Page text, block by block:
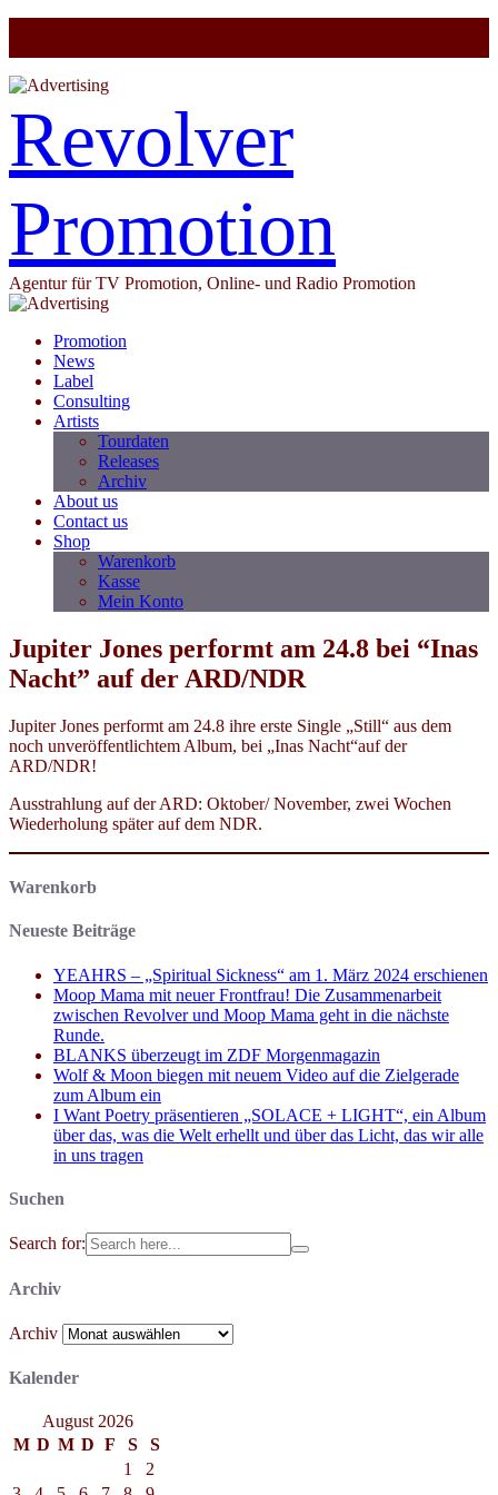
Revolver
Promotion
Agentur für TV Promotion, Online- und Radio Promotion
Promotion
News
Label
Consulting
Artists
Tourdaten
Releases
Archiv
About us
Contact us
Shop
Warenkorb
Kasse
Mein Konto
Jupiter Jones performt am 24.8 bei “Inas
Nacht” auf der ARD/NDR
Jupiter Jones performt am 24.8 ihre erste Single „Still“ aus dem
noch unveröffentlichtem Album, bei „Inas Nacht“auf der
ARD/NDR!
Ausstrahlung auf der ARD: Oktober/ November, zwei Wochen
Wiederholung später auf dem NDR.
Warenkorb
Neueste Beiträge
YEAHRS – „Spiritual Sickness“ am 1. März 2024 erschienen
Moop Mama mit neuer Frontfrau! Die Zusammenarbeit
zwischen Revolver und Moop Mama geht in die nächste
Runde.
BLANKS überzeugt im ZDF Morgenmagazin
Wolf & Moon biegen mit neuem Video auf die Zielgerade
zum Album ein
I Want Poetry präsentieren „SOLACE + LIGHT“, ein Album
über das, was die Welt erhellt und über das Licht, das wir alle
in uns tragen
Suchen
Search for:
Archiv
Archiv
Kalender
August 2026
M D M D F S
S
1
2